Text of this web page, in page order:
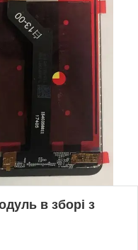
в зборі з